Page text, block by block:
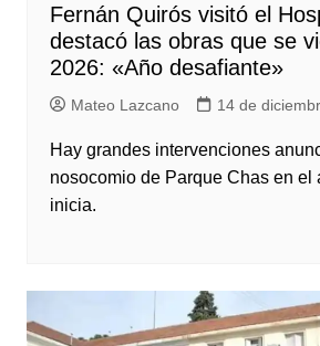
Fernán Quirós visitó el
destacó las obras que se
2026: «Año desafiante»
Mateo Lazcano 14 de
Hay grandes intervenciones
nosocomio de Parque Chas en el
inicia.